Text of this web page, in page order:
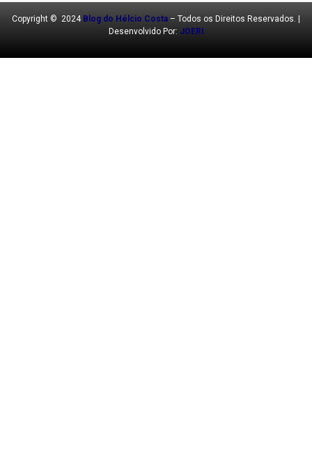
Copyright © 2024 Blog do Hélcio Costa – Todos os Direitos Reservados. |
Desenvolvido Por: JOERI